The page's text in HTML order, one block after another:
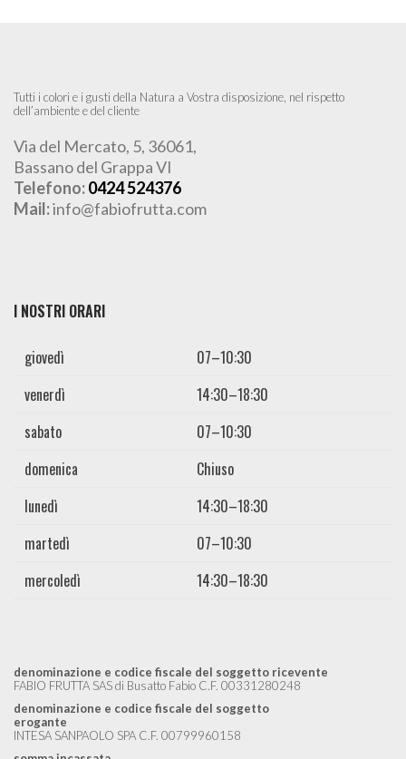
Tutti i colori e i gusti della Natura a Vostra disposizione, nel rispetto
dell’ambiente e del cliente
Via del Mercato, 5, 36061,
Bassano del Grappa VI
Telefono:0424 524376
Mail:info@fabiofrutta.com
I NOSTRI ORARI
giovedì
07–10:30
venerdì
14:30–18:30
sabato
07–10:30
domenica
Chiuso
lunedì
14:30–18:30
martedì
07–10:30
mercoledì
14:30–18:30
denominazione e codice fiscale del soggetto ricevente
FABIO FRUTTA SAS di Busatto Fabio C.F. 00331280248
denominazione e codice fiscale del soggetto
erogante
INTESA SANPAOLO SPA C.F. 00799960158